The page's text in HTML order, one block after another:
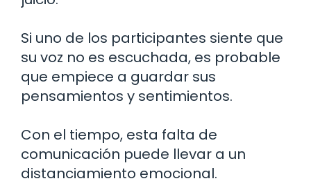
Si uno de los participantes siente que
su voz no es escuchada, es probable
que empiece a guardar sus
pensamientos y sentimientos.
Con el tiempo, esta falta de
comunicación puede llevar a un
distanciamiento emocional.